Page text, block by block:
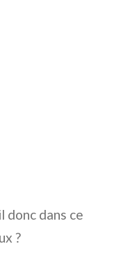
donc dans ce
?